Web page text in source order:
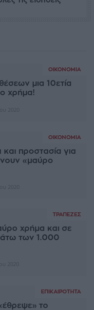
ΟΙΚΟΝΟΜΊΑ
μια 10ετία
χρήμα!
ΟΙΚΟΝΟΜΊΑ
και προστασία για
«μαύρο
ΤΡΆΠΕΖΕΣ
χρήμα και σε
των 1.000
ΕΠΙΚΑΙΡΌΤΗΤΑ
το